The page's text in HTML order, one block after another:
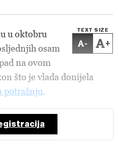
TEXT SIZE
- +
u oktobru
osam
na ovom
što je vlada donijela
potražnju.